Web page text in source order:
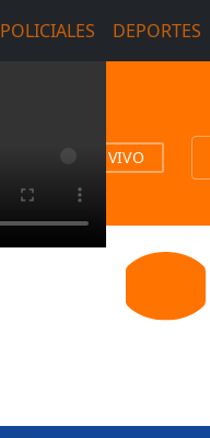
POLICIALES DEPORTES
EN VIVO